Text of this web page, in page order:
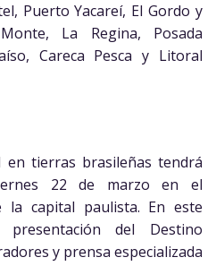
Puerto Yacareí, El Gordo y
La Regina, Posada
Careca Pesca y Litoral
en tierras brasileñas tendrá
22 de marzo en el
la capital paulista. En este
del Destino
y prensa especializada